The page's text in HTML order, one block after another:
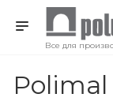
Все для
Polimal